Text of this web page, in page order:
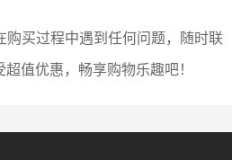
买过程中遇到任何问题，随时联
值优惠，畅享购物乐趣吧！